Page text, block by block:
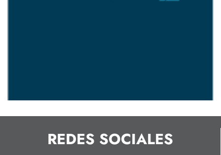
REDES SOCIALES